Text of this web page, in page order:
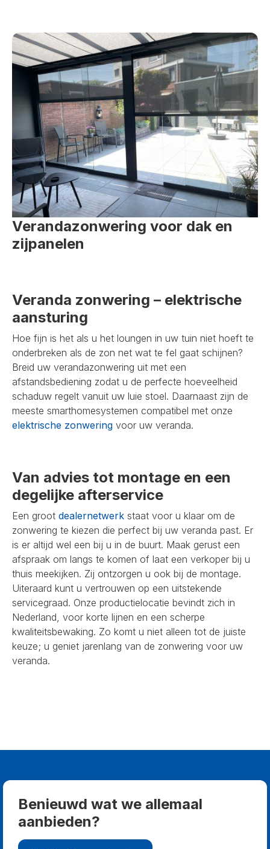
Verandazonwering voor dak en
zijpanelen
Veranda zonwering – elektrische
aansturing
Hoe fijn is het als u het loungen in uw tuin niet hoeft te
onderbreken als de zon net wat te fel gaat schijnen?
Breid uw verandazonwering uit met een
afstandsbediening zodat u de perfecte hoeveelheid
schaduw regelt vanuit uw luie stoel. Daarnaast zijn de
meeste smarthomesystemen compatibel met onze
elektrische zonwering voor uw veranda.
Van advies tot montage en een
degelijke afterservice
Een groot dealernetwerk staat voor u klaar om de
zonwering te kiezen die perfect bij uw veranda past. Er
is er altijd wel een bij u in de buurt. Maak gerust een
afspraak om langs te komen of laat een verkoper bij u
thuis meekijken. Zij ontzorgen u ook bij de montage.
Uiteraard kunt u vertrouwen op een uitstekende
servicegraad. Onze productielocatie bevindt zich in
Nederland, voor korte lijnen en een scherpe
kwaliteitsbewaking. Zo komt u niet alleen tot de juiste
keuze; u geniet jarenlang van de zonwering voor uw
veranda.
Benieuwd wat we allemaal
aanbieden?